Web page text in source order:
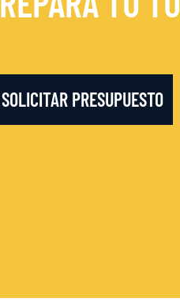
SOLICITAR PRESUPUESTO